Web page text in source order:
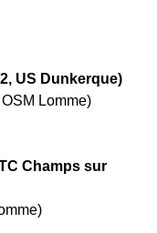
US Dunkerque)
Lomme)
Champs sur